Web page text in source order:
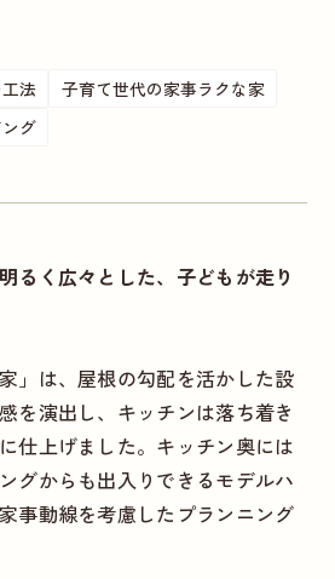
法
子育て世代の家事ラクな家
グ
るく広々とした、子どもが走り
」は、屋根の勾配を活かした設
を演出し、キッチンは落ち着き
仕上げました。キッチン奥には
グからも出入りできるモデルハ
事動線を考慮したプランニング